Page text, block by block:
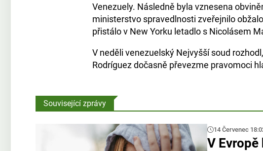
Venezuely. Následně byla vznesena
ministerstvo spravedlnosti zveřejnilo
přistálo v New Yorku letadlo s Nicolásem
V neděli venezuelský Nejvyšší soud
Rodríguez dočasně převezme pravomoci
Související zprávy
14 Červenec
V